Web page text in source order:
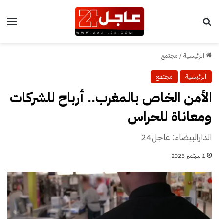
الرئيسية/ مجتمع
الرئيسية مجتمع
الأمن الخاص بالمغرب.. أرباح للشركات
ومعاناة للحراس
الدارالبيضاء: عاجل24
1 سبتمبر 2025